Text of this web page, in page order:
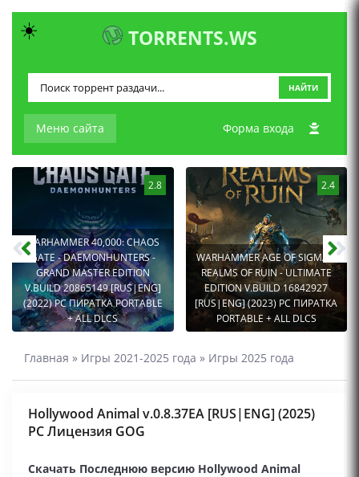
TORRENTS.WS
Меню сайта
НАЙТИ
Форма входа
2.8
WARHAMMER 40,000: CHAOS
GATE - DAEMONHUNTERS -
GRAND MASTER EDITION
V.BUILD 20865149 [RUS|ENG]
(2022) PC ПИРАТКА PORTABLE
+ ALL DLCS
2.4
WARHAMMER AGE OF SIGMAR:
REALMS OF RUIN - ULTIMATE
EDITION V.BUILD 16842927
[RUS|ENG] (2023) PC ПИРАТКА
PORTABLE + ALL DLCS
Главная » Игры 2021-2025 года » Игры 2025 года
Hollywood Animal v.0.8.37EA [RUS|ENG] (2025)
PC Лицензия GOG
Скачать Последнюю версию Hollywood Animal
☀️